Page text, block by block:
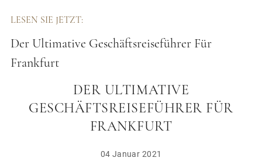
LESEN SIE JETZT:
Der Ultimative Geschäftsreiseführer Für
Frankfurt
DER ULTIMATIVE
GESCHÄFTSREISEFÜHRER FÜR
FRANKFURT
04 Januar 2021